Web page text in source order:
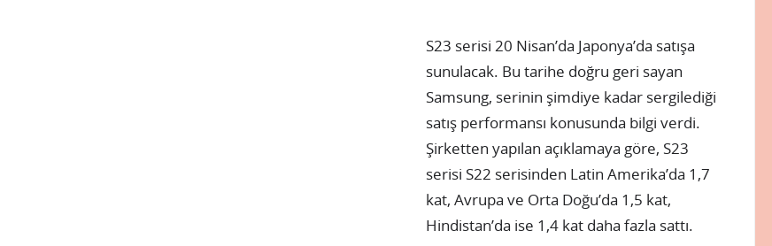
S23 serisi 20 Nisan’da Japonya’da satışa
sunulacak. Bu tarihe doğru geri sayan
Samsung, serinin şimdiye kadar sergilediği
satış performansı konusunda bilgi verdi.
Şirketten yapılan açıklamaya göre, S23
serisi S22 serisinden Latin Amerika’da 1,7
kat, Avrupa ve Orta Doğu’da 1,5 kat,
Hindistan’da ise 1,4 kat daha fazla sattı.